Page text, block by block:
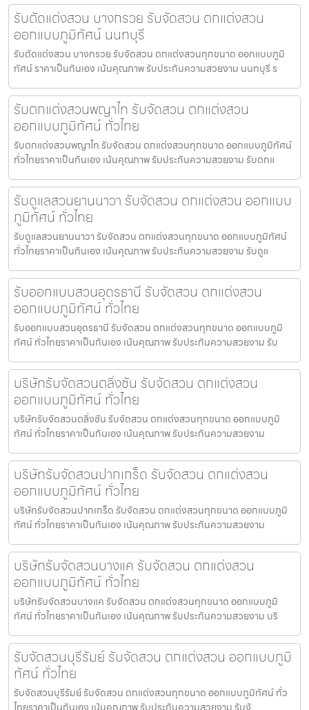
รับตัดแต่งสวน บางกรวย รับจัดสวน ตกแต่งสวน
ออกแบบภูมิทัศน์ นนทบุรี
รับตัดแต่งสวน บางกรวย รับจัดสวน ตกแต่งสวนทุกขนาด ออกแบบภูมิ
ทัศน์ ราคาเป็นกันเอง เน้นคุณภาพ รับประกันความสวยงาม นนทบุรี ร
รับตกแต่งสวนพญาไท รับจัดสวน ตกแต่งสวน
ออกแบบภูมิทัศน์ ทั่วไทย
รับตกแต่งสวนพญาไท รับจัดสวน ตกแต่งสวนทุกขนาด ออกแบบภูมิทัศน์
ทั่วไทยราคาเป็นกันเอง เน้นคุณภาพ รับประกันความสวยงาม รับตกแ
รับดูแลสวนยานนาวา รับจัดสวน ตกแต่งสวน ออกแบบ
ภูมิทัศน์ ทั่วไทย
รับดูแลสวนยานนาวา รับจัดสวน ตกแต่งสวนทุกขนาด ออกแบบภูมิทัศน์
ทั่วไทยราคาเป็นกันเอง เน้นคุณภาพ รับประกันความสวยงาม รับดูแ
รับออกแบบสวนอุดรธานี รับจัดสวน ตกแต่งสวน
ออกแบบภูมิทัศน์ ทั่วไทย
รับออกแบบสวนอุดรธานี รับจัดสวน ตกแต่งสวนทุกขนาด ออกแบบภูมิ
ทัศน์ ทั่วไทยราคาเป็นกันเอง เน้นคุณภาพ รับประกันความสวยงาม รับ
บริษัทรับจัดสวนตลิ่งชัน รับจัดสวน ตกแต่งสวน
ออกแบบภูมิทัศน์ ทั่วไทย
บริษัทรับจัดสวนตลิ่งชัน รับจัดสวน ตกแต่งสวนทุกขนาด ออกแบบภูมิ
ทัศน์ ทั่วไทยราคาเป็นกันเอง เน้นคุณภาพ รับประกันความสวยงาม
บริษัทรับจัดสวนปากเกร็ด รับจัดสวน ตกแต่งสวน
ออกแบบภูมิทัศน์ ทั่วไทย
บริษัทรับจัดสวนปากเกร็ด รับจัดสวน ตกแต่งสวนทุกขนาด ออกแบบภูมิ
ทัศน์ ทั่วไทยราคาเป็นกันเอง เน้นคุณภาพ รับประกันความสวยงาม
บริษัทรับจัดสวนบางแค รับจัดสวน ตกแต่งสวน
ออกแบบภูมิทัศน์ ทั่วไทย
บริษัทรับจัดสวนบางแค รับจัดสวน ตกแต่งสวนทุกขนาด ออกแบบภูมิ
ทัศน์ ทั่วไทยราคาเป็นกันเอง เน้นคุณภาพ รับประกันความสวยงาม บริ
รับจัดสวนบุรีรัมย์ รับจัดสวน ตกแต่งสวน ออกแบบภูมิ
ทัศน์ ทั่วไทย
รับจัดสวนบุรีรัมย์ รับจัดสวน ตกแต่งสวนทุกขนาด ออกแบบภูมิทัศน์ ทั่ว
ไทยราคาเป็นกันเอง เน้นคุณภาพ รับประกันความสวยงาม รับจั